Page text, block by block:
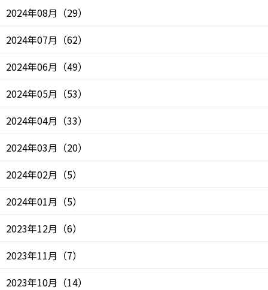
2024年08月 （29）
2024年07月 （62）
2024年06月 （49）
2024年05月 （53）
2024年04月 （33）
2024年03月 （20）
2024年02月 （5）
2024年01月 （5）
2023年12月 （6）
2023年11月 （7）
2023年10月 （14）